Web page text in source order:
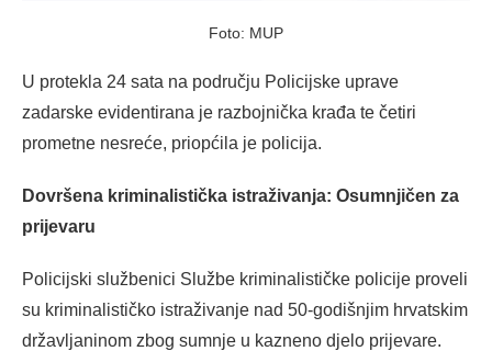
Foto: MUP
U protekla 24 sata na području Policijske uprave
zadarske evidentirana je razbojnička krađa te četiri
prometne nesreće, priopćila je policija.
Dovršena kriminalistička istraživanja: Osumnjičen za
prijevaru
Policijski službenici Službe kriminalističke policije proveli
su kriminalističko istraživanje nad 50-godišnjim hrvatskim
državljaninom zbog sumnje u kazneno djelo prijevare.